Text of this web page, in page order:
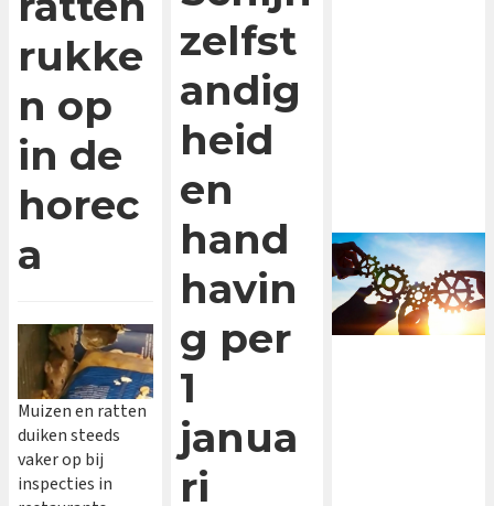
rukke
n op
in de
horec
a
Muizen en ratten
duiken steeds
vaker op bij
inspecties in
zelfst
andig
heid
en
hand
havin
g per
1
janua
ri